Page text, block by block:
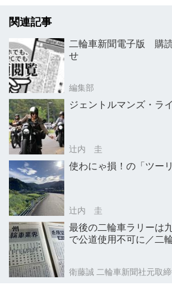
関連記事
二輪車新聞電子版 購
せ
編集部
ジェントルマンズ・ラ
辻内 圭
使わにゃ損！の「ツー
辻内 圭
最後の二輪車ラリー
で公道使用不可に／二
衛藤誠 二輪車新聞社元取